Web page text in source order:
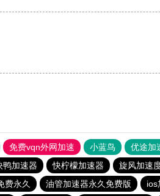
免费vqn外网加速 小蓝鸟 优途加
鸭加速器 快柠檬加速器 旋风加速
费永久 油管加速器永久免费版 ios